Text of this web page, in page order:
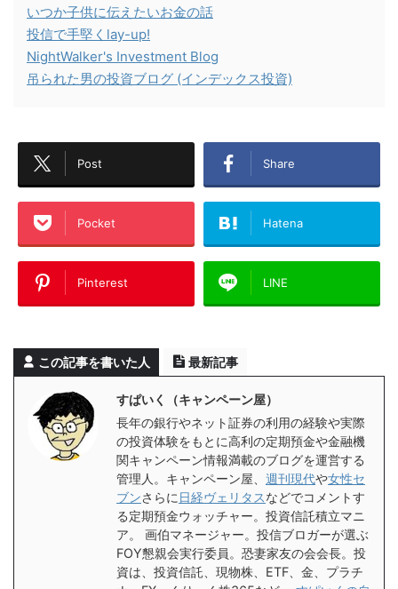
いつか子供に伝えたいお金の話
投信で手堅くlay-up!
NightWalker's Investment Blog
吊られた男の投資ブログ (インデックス投資)
Post Share
Pocket Hatena
Pinterest LINE
この記事を書いた人 最新記事
すぱいく（キャンペーン屋）
長年の銀行やネット証券の利用の経験や実際
の投資体験をもとに高利の定期預金や金融機
関キャンペーン情報満載のブログを運営する
管理人。キャンペーン屋、 週刊現代や女性セ
ブンさらに 日経ヴェリタスなどでコメントす
る定期預金ウォッチャー。投資信託積立マニ
ア。 画伯マネージャー。投信ブロガーが選ぶ
FOY懇親会実行委員。恐妻家友の会会長。投
資は、投資信託、現物株、ETF、金、プラチ